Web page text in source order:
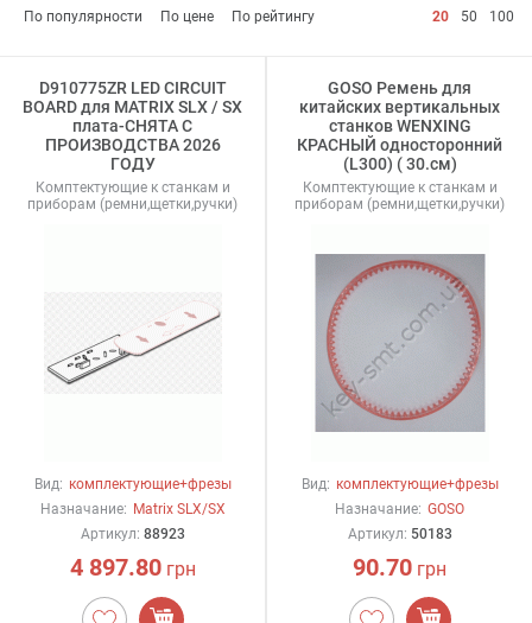
По популярности По цене По рейтингу 20 50 100
D910775ZR LED CIRCUIT
BOARD для MATRIX SLX / SX
плата-СНЯТА С
ПРОИЗВОДСТВА 2026
ГОДУ
Комптектующие к станкам и
приборам (ремни,щетки,ручки)
Вид: комплектующие+фрезы
Назначание: Matrix SLX/SX
Артикул: 88923
4 897.80грн
GOSO Ремень для
китайских вертикальных
станков WENXING
КРАСНЫЙ односторонний
(L300) ( 30.см)
Комптектующие к станкам и
приборам (ремни,щетки,ручки)
Вид: комплектующие+фрезы
Назначание: GOSO
Артикул: 50183
90.70 грн